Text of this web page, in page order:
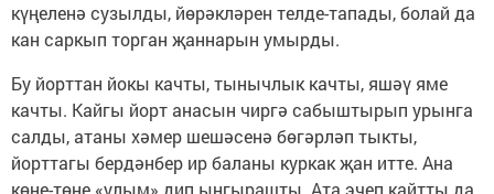
күңеленә сузылды, йөрәкләрен телде-тапады, болай да
кан саркып торган җаннарын умырды.
Бу йорттан йокы качты, тынычлык качты, яшәү яме
качты. Кайгы йорт анасын чиргә сабыштырып урынга
салды, атаны хәмер шешәсенә бөгәрләп тыкты,
йорттагы бердәнбер ир баланы куркак җан итте. Ана